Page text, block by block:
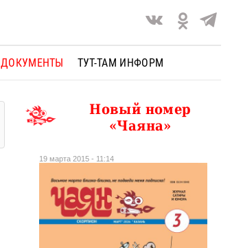
ДОКУМЕНТЫ ТУТ-ТАМ ИНФОРМ
Новый номер
«Чаяна»
19 марта 2015 - 11:14